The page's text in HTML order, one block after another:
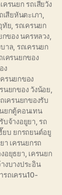
ครนยก รถเสียวัง
เสียหันตะเภา
ทัย รถเครนยก
กของ นครหลวง,
าล รถเครนยก
เครนยกของ
ง
ครนยกของ
นยกของ วังน้อย
เครนยกของรับ
ยกตู้คอนเทน
บจ้างอยูยา รถ
ยบ ยกรถยนต์อยู
า เครนยกรถ
อยุธยา เครนยก
งบางประอิน
รถเครน10-